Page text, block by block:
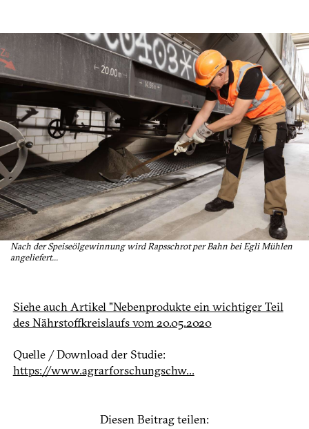
Nach der Speiseölgewinnung wird Rapsschrot per Bahn bei Egli Mühlen
angeliefert...
Siehe auch Artikel "Nebenprodukte ein wichtiger Teil
des Nährstoffkreislaufs vom 20.05.2020
Quelle / Download der Studie:
https://www.agrarforschungschw...
Diesen Beitrag teilen: